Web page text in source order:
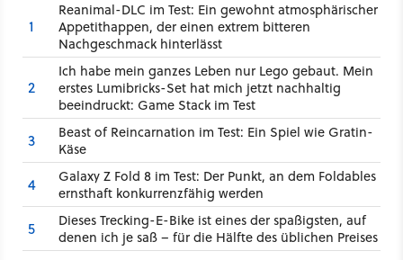
1
Reanimal-DLC im Test: Ein gewohnt atmosphärischer
Appetithappen, der einen extrem bitteren
Nachgeschmack hinterlässt
2
Ich habe mein ganzes Leben nur Lego gebaut. Mein
erstes Lumibricks-Set hat mich jetzt nachhaltig
beeindruckt: Game Stack im Test
3
Beast of Reincarnation im Test: Ein Spiel wie Gratin-
Käse
4
Galaxy Z Fold 8 im Test: Der Punkt, an dem Foldables
ernsthaft konkurrenzfähig werden
5
Dieses Trecking-E-Bike ist eines der spaßigsten, auf
denen ich je saß – für die Hälfte des üblichen Preises